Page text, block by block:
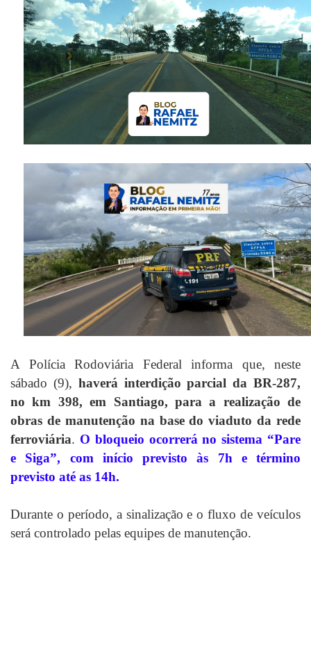
A Polícia Rodoviária Federal informa que, neste
sábado (9), haverá interdição parcial da BR-287,
no km 398, em Santiago, para a realização de
obras de manutenção na base do viaduto da rede
ferroviária. O bloqueio ocorrerá no sistema “Pare
e Siga”, com início previsto às 7h e término
previsto até as 14h.
Durante o período, a sinalização e o fluxo de veículos
será controlado pelas equipes de manutenção.